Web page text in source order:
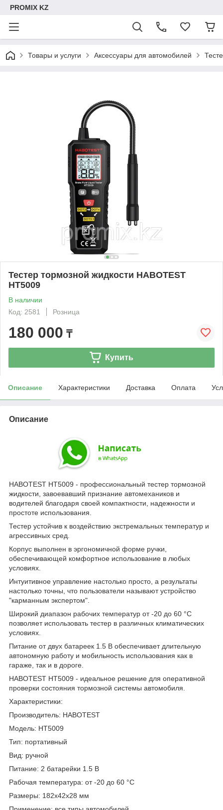
PROMIX KZ
Товары и услуги Аксессуары для автомобилей
Тестер тормозной жидкости HABOTEST
HT5009
В наличии
Код: 2581
Розница
180 000 ₸
Купить
Описание Характеристики Доставка Оплата
Описание
HABOTEST HT5009 - профессиональный тестер тормозной
жидкости, завоевавший признание автомехаников и
водителей благодаря своей компактности, надежности и
простоте использования.
Тестер устойчив к воздействию экстремальных температур и
агрессивных сред.
Корпус выполнен в эргономичной форме ручки,
обеспечивающей комфортное использование в любых
условиях.
Интуитивное управление настолько просто, а результаты
настолько точны, что пользователи называют устройство
"карманным экспертом".
Широкий диапазон рабочих температур от -20 до 60 °C
позволяет использовать тестер в различных климатических
условиях.
Питание от двух батареек 1.5 В обеспечивает длительную
автономную работу и мобильность использования как в
гараже, так и в дороге.
HABOTEST HT5009 - идеальное решение для оперативной
проверки состояния тормозной системы автомобиля.
Характеристики:
Производитель: HABOTEST
Модель: HT5009
Тип: портативный
Вид: ручной
Питание: 2 батарейки 1.5 В
Рабочая температура: от -20 до 60 °C
Размеры: 182x42x28 мм